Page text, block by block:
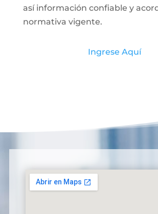
así información confiable y
normativa vigente.
Ingrese Aquí